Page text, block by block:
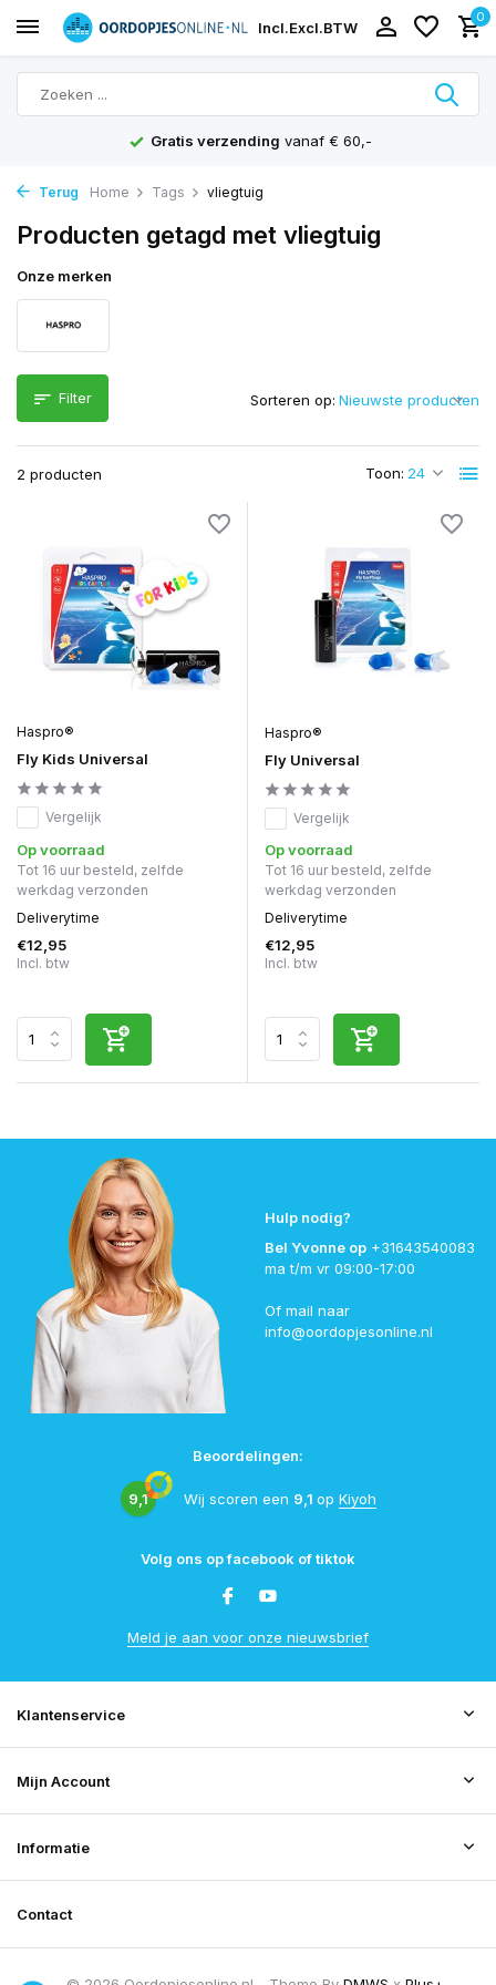
Incl.Excl.BTW
0
Gratis verzending vanaf € 60,-
Terug Home Tags vliegtuig
Producten getagd met vliegtuig
Onze merken
Filter
2 producten Toon:
Sorteren op:
Haspro®
Fly Kids Universal
Vergelijk
Op voorraad
Tot 16 uur besteld, zelfde
werkdag verzonden
Deliverytime
€12,95
Incl. btw
Haspro®
Fly Universal
Vergelijk
Op voorraad
Tot 16 uur besteld, zelfde
werkdag verzonden
Deliverytime
€12,95
Incl. btw
Hulp nodig?
Bel Yvonne op +31643540083
ma t/m vr 09:00-17:00
Of mail naar
info@oordopjesonline.nl
Beoordelingen:
9,1 Wij scoren een 9,1 op Kiyoh
Volg ons op facebook of tiktok
Meld je aan voor onze nieuwsbrief
Klantenservice
Mijn Account
Informatie
Contact